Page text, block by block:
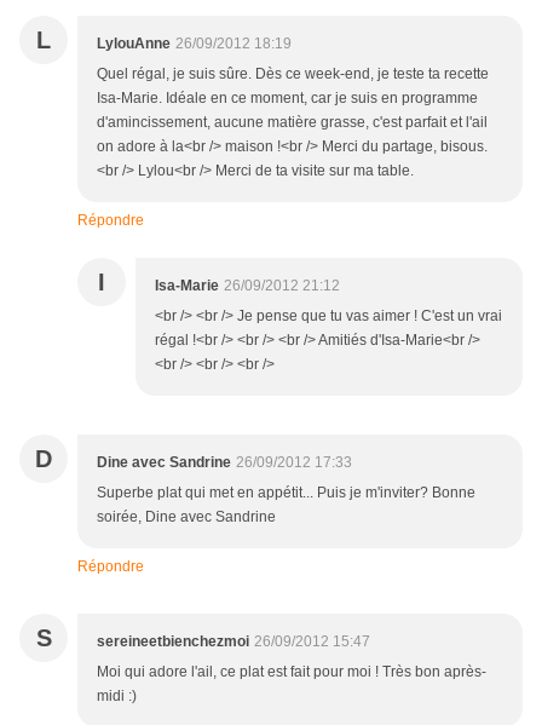
L LylouAnne 26/09/2012 18:19
Quel régal, je suis sûre. Dès ce week-end, je teste ta recette
Isa-Marie. Idéale en ce moment, car je suis en programme
d'amincissement, aucune matière grasse, c'est parfait et l'ail
on adore à la<br /> maison !<br /> Merci du partage, bisous.
<br /> Lylou<br /> Merci de ta visite sur ma table.
Répondre
I Isa-Marie 26/09/2012 21:12
<br /> <br /> Je pense que tu vas aimer ! C'est un vrai
régal !<br /> <br /> <br /> Amitiés d'Isa-Marie<br />
<br /> <br /> <br />
D Dine avec Sandrine 26/09/2012 17:33
Superbe plat qui met en appétit... Puis je m'inviter? Bonne
soirée, Dine avec Sandrine
Répondre
S sereineetbienchezmoi 26/09/2012 15:47
Moi qui adore l'ail, ce plat est fait pour moi ! Très bon après-
midi :)